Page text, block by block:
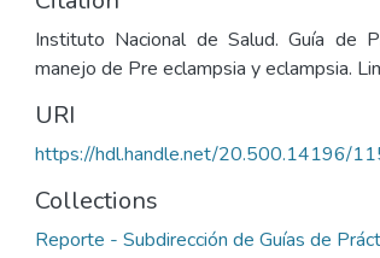
Instituto Nacional de Salud. Guía de
manejo de Pre eclampsia y eclampsia.
URI
https://hdl.handle.net/20.500.14196/
Collections
Reporte - Subdirección de Guías de